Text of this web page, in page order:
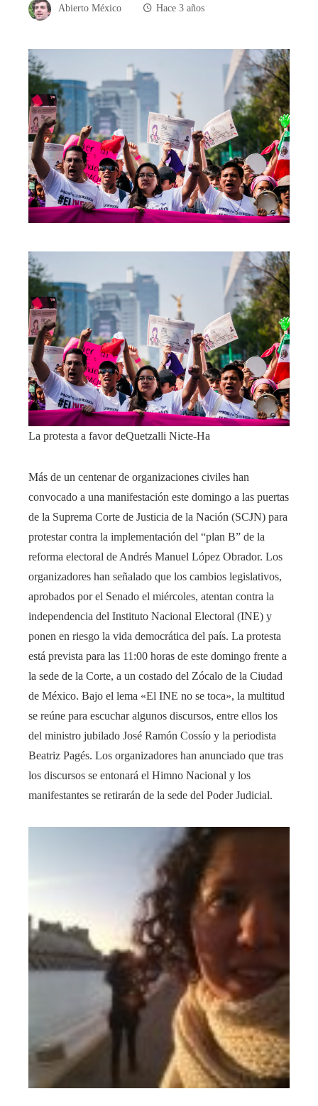
Abierto México Hace 3 años
La protesta a favor deQuetzalli Nicte-Ha
Más de un centenar de organizaciones civiles han
convocado a una manifestación este domingo a las puertas
de la Suprema Corte de Justicia de la Nación (SCJN) para
protestar contra la implementación del “plan B” de la
reforma electoral de Andrés Manuel López Obrador. Los
organizadores han señalado que los cambios legislativos,
aprobados por el Senado el miércoles, atentan contra la
independencia del Instituto Nacional Electoral (INE) y
ponen en riesgo la vida democrática del país. La protesta
está prevista para las 11:00 horas de este domingo frente a
la sede de la Corte, a un costado del Zócalo de la Ciudad
de México. Bajo el lema «El INE no se toca», la multitud
se reúne para escuchar algunos discursos, entre ellos los
del ministro jubilado José Ramón Cossío y la periodista
Beatriz Pagés. Los organizadores han anunciado que tras
los discursos se entonará el Himno Nacional y los
manifestantes se retirarán de la sede del Poder Judicial.